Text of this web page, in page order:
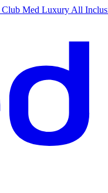
Club Med Luxury All